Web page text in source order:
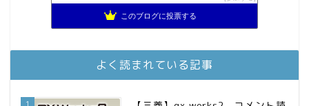
スパコンSEが効率的投資で一家セミリタイアするブログ
11位 3階建ての資産形成
庶民的家族がインデックス投資でセミリタイア目指してみた
このブログに投票する
よく読まれている記事
1